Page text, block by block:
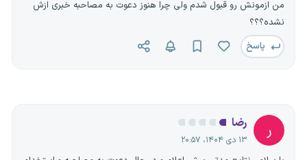
من ازمونش رو قبول شدم ولی چرا هنوز دعوت به مصاحبه خبری ازش
نشده؟؟؟
پاسخ
ر رضا
۱۳ دی ۱۴۰۴، ۲۰:۵۷